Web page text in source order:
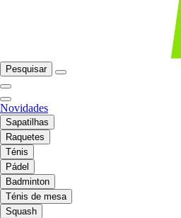
Pesquisar
Novidades
Sapatilhas
Raquetes
Ténis
Pádel
Badminton
Ténis de mesa
Squash